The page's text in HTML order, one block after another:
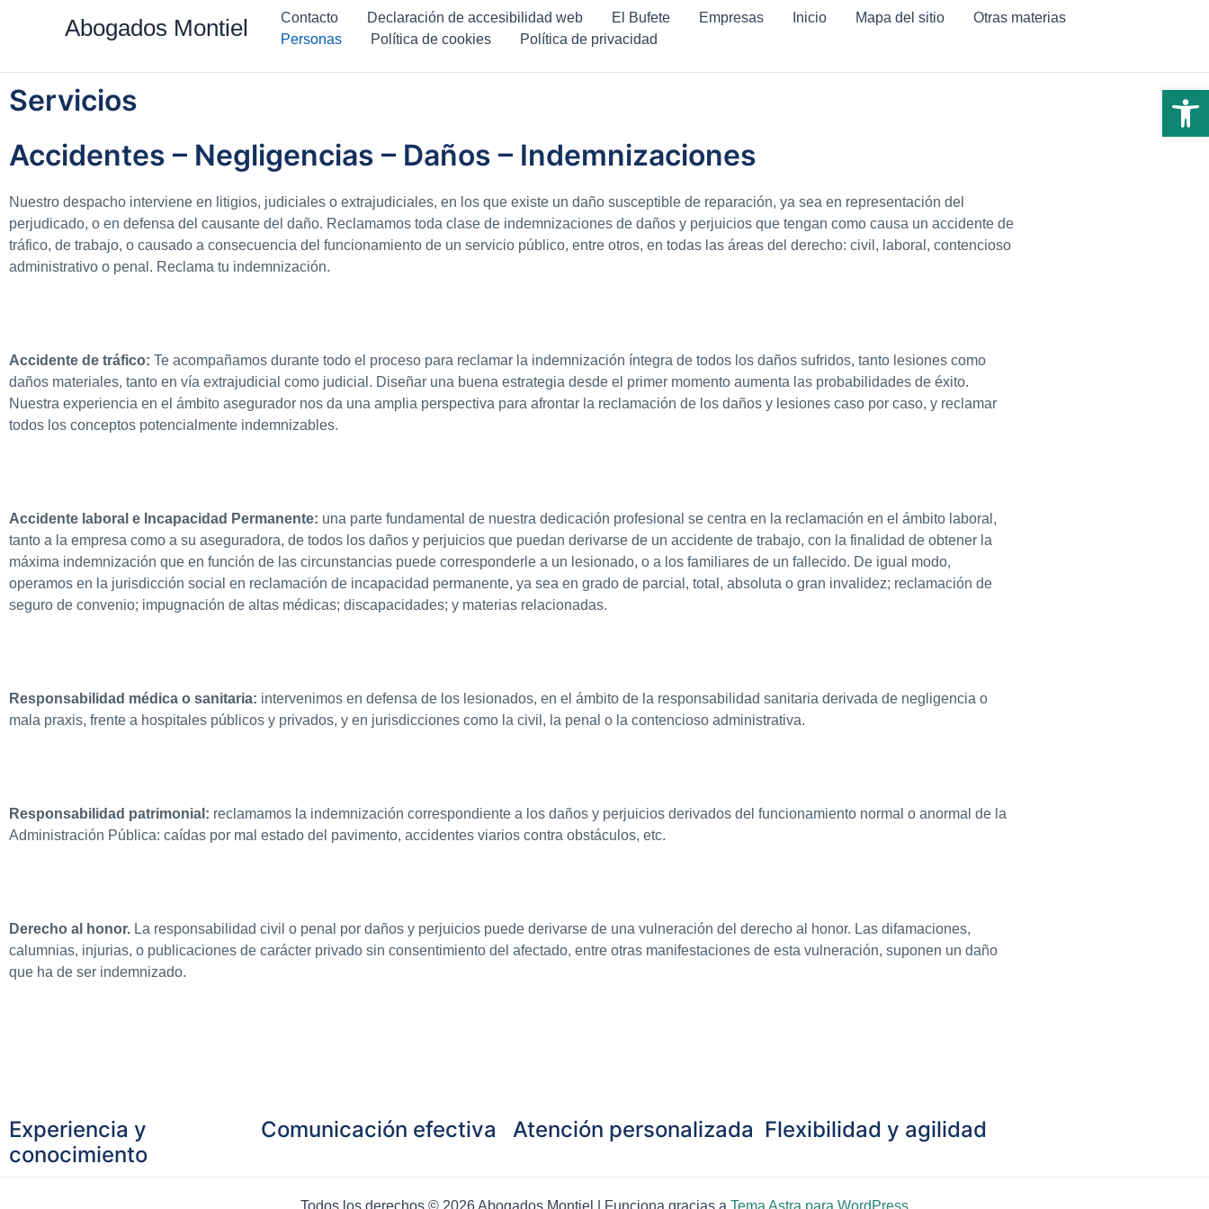
Abogados Montiel Contacto Declaración de accesibilidad web El Bufete Empresas Inicio Mapa del sitio
Otras materias
Personas
Política de cookies Política de privacidad
Servicios
Accidentes – Negligencias – Daños – Indemnizaciones
Nuestro despacho interviene en litigios, judiciales o extrajudiciales, en los que existe un daño susceptible de reparación, ya sea en representación del
perjudicado, o en defensa del causante del daño. Reclamamos toda clase de indemnizaciones de daños y perjuicios que tengan como causa un accidente de
tráfico, de trabajo, o causado a consecuencia del funcionamiento de un servicio público, entre otros, en todas las áreas del derecho: civil, laboral, contencioso
administrativo o penal. Reclama tu indemnización.
Accidente de tráfico: Te acompañamos durante todo el proceso para reclamar la indemnización íntegra de todos los daños sufridos, tanto lesiones como
daños materiales, tanto en vía extrajudicial como judicial. Diseñar una buena estrategia desde el primer momento aumenta las probabilidades de éxito.
Nuestra experiencia en el ámbito asegurador nos da una amplia perspectiva para afrontar la reclamación de los daños y lesiones caso por caso, y reclamar
todos los conceptos potencialmente indemnizables.
Accidente laboral e Incapacidad Permanente: una parte fundamental de nuestra dedicación profesional se centra en la reclamación en el ámbito laboral,
tanto a la empresa como a su aseguradora, de todos los daños y perjuicios que puedan derivarse de un accidente de trabajo, con la finalidad de obtener la
máxima indemnización que en función de las circunstancias puede corresponderle a un lesionado, o a los familiares de un fallecido. De igual modo,
operamos en la jurisdicción social en reclamación de incapacidad permanente, ya sea en grado de parcial, total, absoluta o gran invalidez; reclamación de
seguro de convenio; impugnación de altas médicas; discapacidades; y materias relacionadas.
Responsabilidad médica o sanitaria: intervenimos en defensa de los lesionados, en el ámbito de la responsabilidad sanitaria derivada de negligencia o
mala praxis, frente a hospitales públicos y privados, y en jurisdicciones como la civil, la penal o la contencioso administrativa.
Responsabilidad patrimonial: reclamamos la indemnización correspondiente a los daños y perjuicios derivados del funcionamiento normal o anormal de la
Administración Pública: caídas por mal estado del pavimento, accidentes viarios contra obstáculos, etc.
Derecho al honor. La responsabilidad civil o penal por daños y perjuicios puede derivarse de una vulneración del derecho al honor. Las difamaciones,
calumnias, injurias, o publicaciones de carácter privado sin consentimiento del afectado, entre otras manifestaciones de esta vulneración, suponen un daño
que ha de ser indemnizado.
Experiencia y
conocimiento
Comunicación efectiva Atención personalizada Flexibilidad y agilidad
Todos los derechos © 2026 Abogados Montiel | Funciona gracias a Tema Astra para WordPress
Abrir